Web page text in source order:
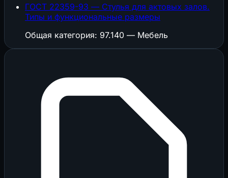
ГОСТ 22359-93 — Стулья для актовых залов.
Типы и функциональные размеры
Общая категория: 97.140 — Мебель